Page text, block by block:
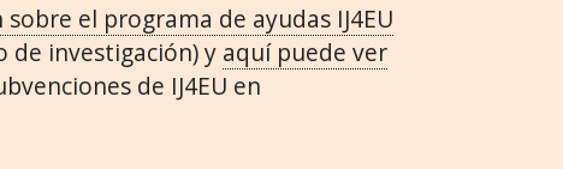
el programa de ayudas IJ4EU
de investigación) y aquí puede ver
de IJ4EU en